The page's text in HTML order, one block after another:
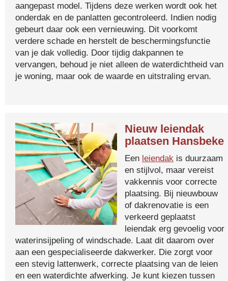
aangepast model. Tijdens deze werken wordt ook het
onderdak en de panlatten gecontroleerd. Indien nodig
gebeurt daar ook een vernieuwing. Dit voorkomt
verdere schade en herstelt de beschermingsfunctie
van je dak volledig. Door tijdig dakpannen te
vervangen, behoud je niet alleen de waterdichtheid van
je woning, maar ook de waarde en uitstraling ervan.
Nieuw leiendak
plaatsen Hansbeke
Een leiendak is duurzaam
en stijlvol, maar vereist
vakkennis voor correcte
plaatsing. Bij nieuwbouw
of dakrenovatie is een
verkeerd geplaatst
leiendak erg gevoelig voor
waterinsijpeling of windschade. Laat dit daarom over
aan een gespecialiseerde dakwerker. Die zorgt voor
een stevig lattenwerk, correcte plaatsing van de leien
en een waterdichte afwerking. Je kunt kiezen tussen